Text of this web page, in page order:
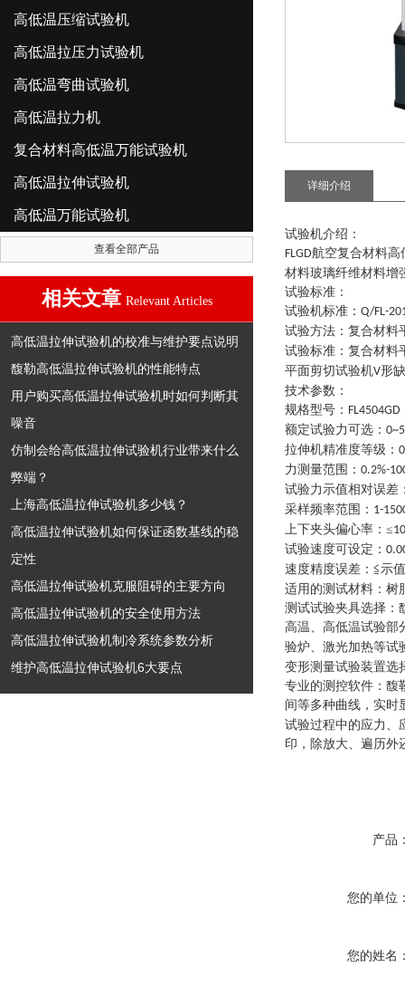
高低温压缩试验机
高低温拉压力试验机
高低温弯曲试验机
高低温拉力机
复合材料高低温万能试验机
高低温拉伸试验机
高低温万能试验机
查看全部产品
相关文章 Relevant Articles
高低温拉伸试验机的校准与维护要点说明
馥勒高低温拉伸试验机的性能特点
用户购买高低温拉伸试验机时如何判断其
噪音
仿制会给高低温拉伸试验机行业带来什么
弊端？
上海高低温拉伸试验机多少钱？
高低温拉伸试验机如何保证函数基线的稳
定性
高低温拉伸试验机克服阻碍的主要方向
高低温拉伸试验机的安全使用方法
高低温拉伸试验机制冷系统参数分析
维护高低温拉伸试验机6大要点
详细介绍
试验机介绍 ：
FLGD航空复合材料高
材料玻璃纤维材料增
试验标准：
试验机标准 ： Q/FL-
试验方法 ： 复合材料
试验标准 ： 复合材料
平面剪切试验机V形
技术参数：
规格型号 ： FL4504GD
额定试验力可选 ：
拉伸机精准度等级 ：
力测量范围 ： 0.2%-
试验力示值相对误差
采样频率范围 ： 1-
上下夹头偏心率 ： ≤10
试验速度可设定 ：
速度精度误差 ： ≦示
适用的测试材料 ： 树
测试试验夹具选择 ：
高温、高低温试验部
验炉、激光加热等试
变形测量试验装置选
专业的测控软件 ： 馥
间等多种曲线，实时
试验过程中的应力、
印，除放大、遍历外
产品
您的单位
您的姓名